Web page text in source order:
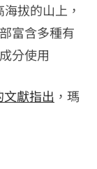
拔的山上，
富含多種有
分使用
文獻指出 ，瑪